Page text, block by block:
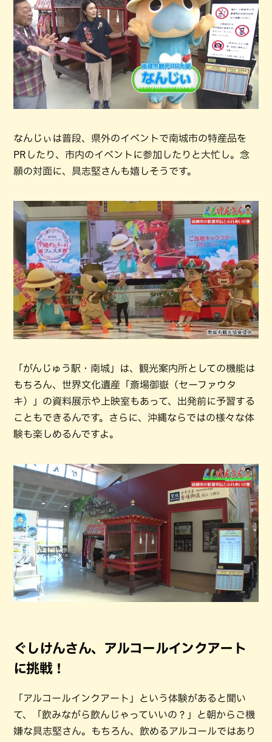
なんじぃは普段、県外のイベントで南城市の特産品を
PRしたり、市内のイベントに参加したりと大忙し。念
願の対面に、具志堅さんも嬉しそうです。
「がんじゅう駅・南城」は、観光案内所としての機能は
もちろん、世界文化遺産「斎場御嶽（セーファウタ
キ）」の資料展示や上映室もあって、出発前に予習する
こともできるんです。さらに、沖縄ならではの様々な体
験も楽しめるんですよ。
ぐしけんさん、アルコールインクアート
に挑戦！
「アルコールインクアート」という体験があると聞い
て、「飲みながら飲んじゃっていいの？」と朝からご機
嫌な具志堅さん。もちろん、飲めるアルコールではあり